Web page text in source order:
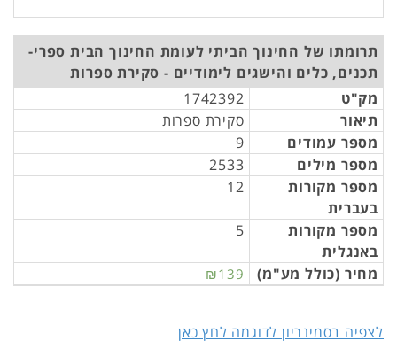
תרומתו של החינוך הביתי לעומת החינוך הבית ספרי-
תכנים, כלים והישגים לימודיים - סקירת ספרות
מק"ט
1742392
תיאור
סקירת ספרות
מספר עמודים
9
מספר מילים
2533
מספר מקורות
בעברית
12
מספר מקורות
באנגלית
5
מחיר (כולל מע"מ) ₪139
לצפיה בסמינריון לדוגמה לחץ כאן